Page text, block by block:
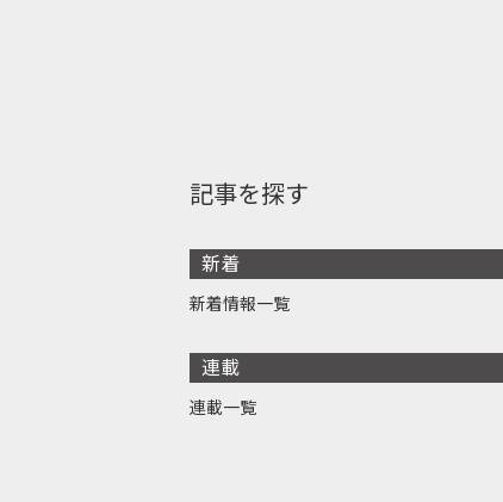
記事を探す
新着
新着情報一覧
連載
連載一覧